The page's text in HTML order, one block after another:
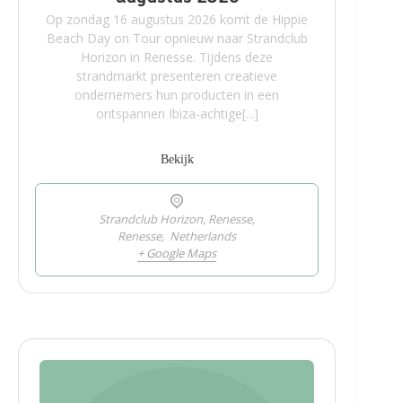
Op zondag 16 augustus 2026 komt de Hippie
Beach Day on Tour opnieuw naar Strandclub
Horizon in Renesse. Tijdens deze
strandmarkt presenteren creatieve
ondernemers hun producten in een
ontspannen Ibiza-achtige[...]
Bekijk
Strandclub Horizon, Renesse,
Renesse, Netherlands
+ Google Maps